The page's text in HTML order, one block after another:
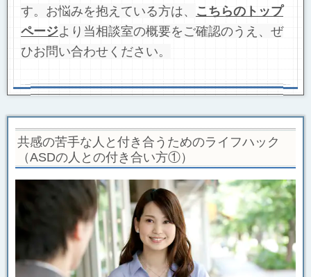
す。お悩みを抱えている方は、 こちらの トップ
ページより当相談室の概要をご確認のうえ、ぜ
ひお問い合わせください。
共感の苦手な人と付き合うためのライフハック
（ASDの人との付き合い方①）